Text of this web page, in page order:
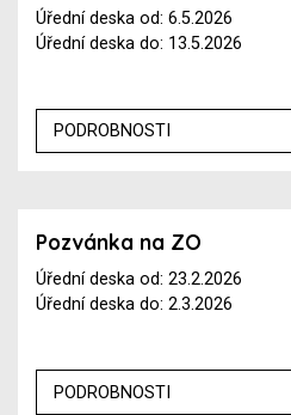
Úřední deska od: 6.5.2026
Úřední deska do: 13.5.2026
PODROBNOSTI
Pozvánka na ZO
Úřední deska od: 23.2.2026
Úřední deska do: 2.3.2026
PODROBNOSTI